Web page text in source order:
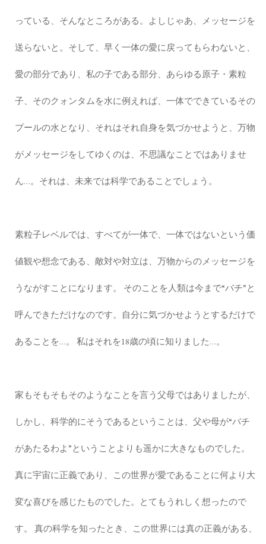
っている、そんなところがある。よしじゃあ、メッセージを
送らないと。そして、早く一体の愛に戻ってもらわないと、
愛の部分であり、私の子である部分、あらゆる原子・素粒
子、そのクォンタムを水に例えれば、一体でできているその
プールの水となり、それはそれ自身を気づかせようと、万物
がメッセージをしてゆくのは、不思議なことではありませ
ん…。それは、未来では科学であることでしょう。
素粒子レベルでは、すべてが一体で、一体ではないという価
値観や想念である、敵対や対立は、万物からのメッセージを
うながすことになります。 そのことを人類は今まで“バチ”と
呼んできただけなのです。自分に気づかせようとするだけで
あることを…。 私はそれを18歳の頃に知りました…。
家もそもそもそのようなことを言う父母ではありましたが、
しかし、科学的にそうであるということは、父や母が“バチ
があたるわよ”ということよりも遥かに大きなものでした。
真に宇宙に正義であり、この世界が愛であることに何より大
変な喜びを感じたものでした。とてもうれしく想ったので
す。 真の科学を知ったとき、この世界には真の正義がある、